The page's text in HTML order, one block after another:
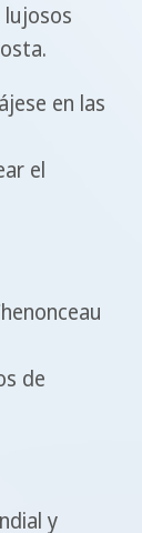
lujosos
en las
el
de
y